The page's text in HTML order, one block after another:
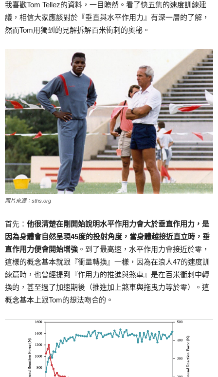
我喜歡Tom Tellez的資料，一目瞭然。看了快五集的速度訓練建
議，相信大家應該對於『垂直與水平作用力』有深一層的了解，
然而Tom用獨到的見解拆解百米衝刺的奧秘。
照片來源：sths.org
首先： 他很清楚在剛開始說明水平作用力會大於垂直作用力，是
因為身體會自然呈現45度的投射角度，當身體越接近直立時，垂
直作用力便會開始增強 。到了最高速，水平作用力會接近於零，
這樣的概念基本就跟『衝量轉換』一樣，因為在浪人47的速度訓
練篇時，也曾經提到『作用力的推進與煞車』是在百米衝刺中轉
換的，甚至過了加速期後（推進加上煞車與拖曳力等於零）。這
概念基本上跟Tom的想法吻合的。